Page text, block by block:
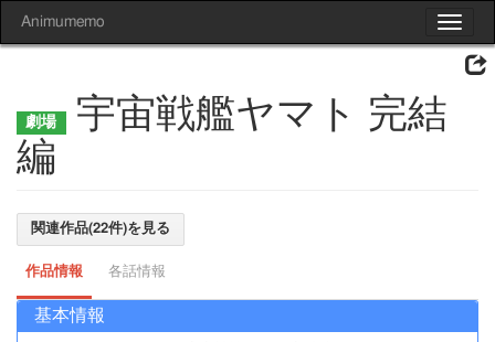
Toggle
Animumemo
宇宙戦艦ヤマト 完結
編
関連作品(22件)を見る
作品情報 各話情報
基本情報